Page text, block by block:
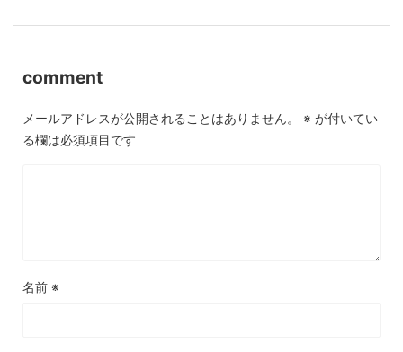
comment
メールアドレスが公開されることはありません。 ※ が付いてい
る欄は必須項目です
名前 ※